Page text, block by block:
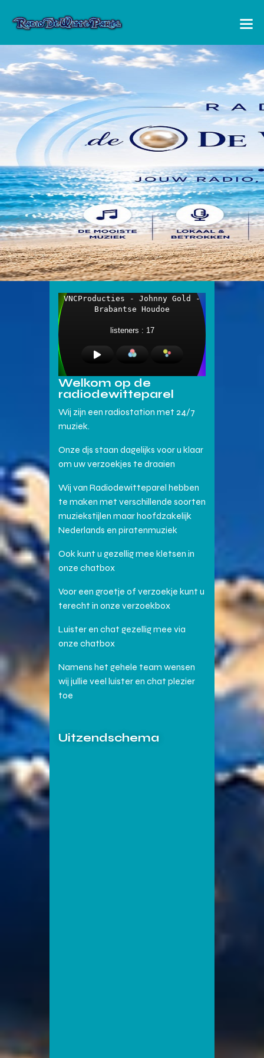
Welkom op de
radiodewitteparel
Wij zijn een radiostation met 24/7
muziek.
Onze djs staan dagelijks voor u klaar
om uw verzoekjes te draaien
Wij van Radiodewitteparel hebben
te maken met verschillende soorten
muziekstijlen maar hoofdzakelijk
Nederlands en piratenmuziek
Ook kunt u gezellig mee kletsen in
onze chatbox
Voor een groetje of verzoekje kunt u
terecht in onze verzoekbox
Luister en chat gezellig mee via
onze chatbox
Namens het gehele team wensen
wij jullie veel luister en chat plezier
toe
Uitzendschema